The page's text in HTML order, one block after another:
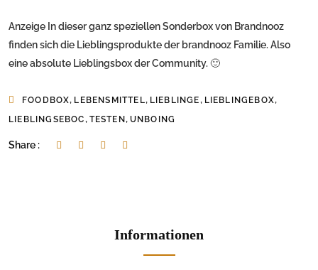
Anzeige In dieser ganz speziellen Sonderbox von Brandnooz
finden sich die Lieblingsprodukte der brandnooz Familie. Also
eine absolute Lieblingsbox der Community. 🙂
FOODBOX, LEBENSMITTEL, LIEBLINGE, LIEBLINGEBOX,
LIEBLINGSEBOC, TESTEN, UNBOING
Share :
Informationen